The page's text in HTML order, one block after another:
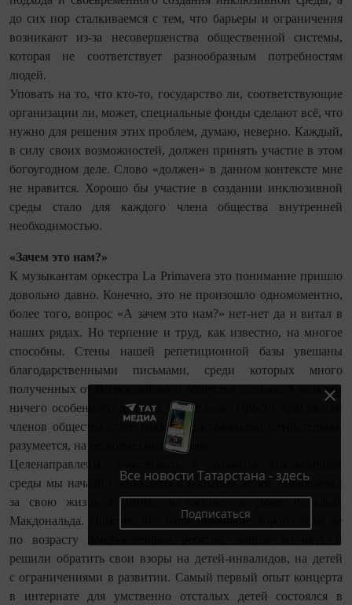
до сих пор сталкиваемся с тем, что барьеры и ограничения
возникают из-за несовершенства общественной системы,
которая не соответствует разнообразным потребностям
людей.
Уповать на то, что кто-то, государство ли, соответствующие
организации ли, может, специальные фонды сделают всё, что
нужно для решения этих проблем, думаю, неверно. Каждый,
в силу своих возможностей, должен принять участие в этом
богоугодном деле. Слово «должен» в данном контексте мне
не нравится. Хорошо бы участие в создании инклюзивной
среды стало для каждого члена общества внутренней
необходимостью.
«Зачем это нам?»
К музыкантам оркестра La Primavera это понимание пришло
довольно давно. Конечно, это не произошло одномоментно,
более того, вопрос «А зачем это нам?» нет-нет да и витал в
наших рядах. Но терпение и труд, как известно, на многое
способны. Стены нашей репетиционной базы увешаны
благодарственными письмами, среди которых много
полученных от Всероссийского общества слепых. А ведь мы
ничего особенного для них не сделали. Просто пригласили
членов общества стать нашими постоянными слушателями,
разумеется, на безвозмездной основе.
Целенаправленно участвовать в создании инклюзивной
среды мы начали с внимания к больным детям, борющимся
за свою жизнь в ДРКБ, в хосписе, в Доме Рональда
Макдональда. Ощутив, что наше внимание дорого этим не
по возрасту повзрослевшим ребятам, вошли во вкус и
решили обратить свои взоры на детей-инвалидов, на детей
с ограничениями в развитии. Самый первый опыт концерта
в интернате для умственно отсталых детей состоялся в
Все новости Татарстана - здесь
Подписаться